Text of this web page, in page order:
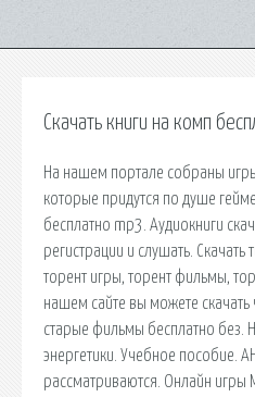
Скачать книги на комп
На нашем портале собраны
которые придутся по душе
бесплатно mp3. Аудиокниги
регистрации и слушать.
торент игры, торент фильмы,
нашем сайте вы можете
старые фильмы бесплатно без.
энергетики. Учебное пособие.
рассматриваются. Онлайн игры